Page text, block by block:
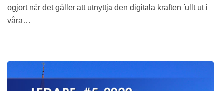
ogjort när det gäller att utnyttja den digitala kraften fullt ut i
våra…